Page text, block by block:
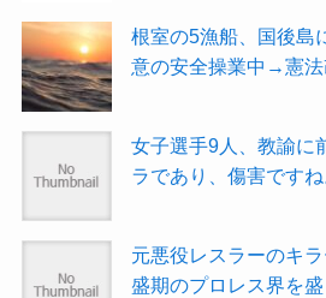
根室の5漁船、国後
意の安全操業中→憲法
女子選手9人、教諭
ラであり、傷害ですね
元悪役レスラーのキ
盛期のプロレス界を